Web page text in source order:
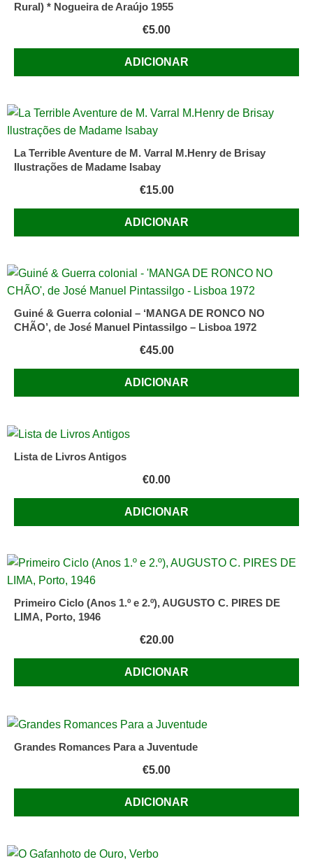
Rural) * Nogueira de Araújo 1955
€5.00
ADICIONAR
La Terrible Aventure de M. Varral M.Henry de Brisay
Ilustrações de Madame Isabay
€15.00
ADICIONAR
Guiné & Guerra colonial – ‘MANGA DE RONCO NO
CHÃO’, de José Manuel Pintassilgo – Lisboa 1972
€45.00
ADICIONAR
Lista de Livros Antigos
€0.00
ADICIONAR
Primeiro Ciclo (Anos 1.º e 2.º), AUGUSTO C. PIRES DE
LIMA, Porto, 1946
€20.00
ADICIONAR
Grandes Romances Para a Juventude
€5.00
ADICIONAR